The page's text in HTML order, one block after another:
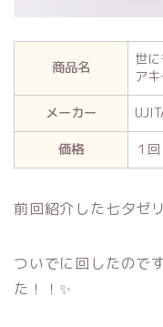
商品名
世
ア
メーカー
価格
１
前回紹介した七夕ゼ
ついでに回したので
た！！✨